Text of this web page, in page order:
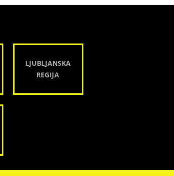
LJUBLJANSKA
REGIJA